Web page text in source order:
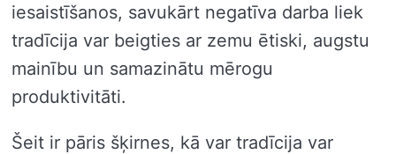
iesaistīšanos, savukārt negatīva darba liek
tradīcija var beigties ar zemu ētiski, augstu
mainību un samazinātu mērogu
produktivitāti.
Šeit ir pāris šķirnes, kā var tradīcija var